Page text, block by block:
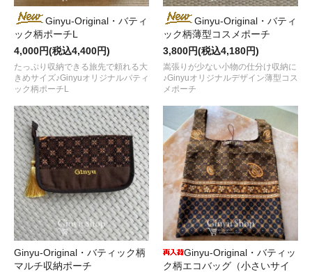
Ginyu-Original・バティ
ック柄ポーチL
4,000円(税込4,400円)
たっぷり収納できる旅先で頼れる大
きめサイズ♪Ginyuオリジナルバティ
ック柄ポーチL
Ginyu-Original・バティ
ック柄薄型コスメポーチ
3,800円(税込4,180円)
嵩張りが少ない小物の仕分け収納に
♪Ginyuオリジナルデザイン薄型コス
メポーチ
Ginyu-Original・バティック柄
マルチ収納ポーチ
Ginyu-Original・バティッ
ク柄エコバッグ（小さいサイ